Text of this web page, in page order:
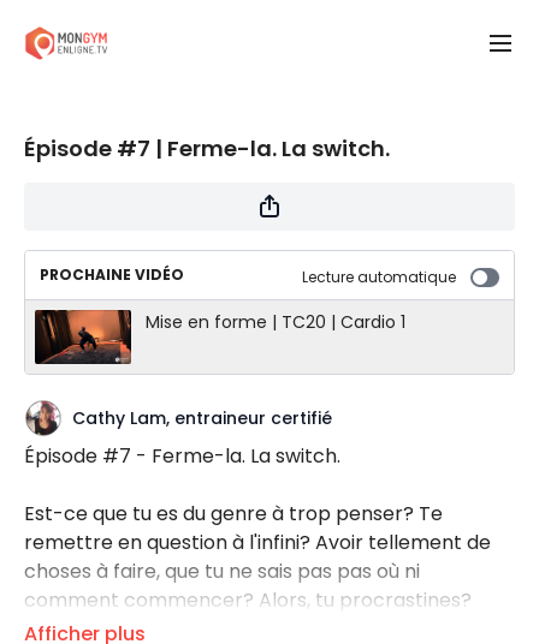
Épisode #7 | Ferme-la. La switch.
PROCHAINE VIDÉO Lecture automatique
Mise en forme | TC20 | Cardio 1
Cathy Lam, entraineur certifié
Épisode #7 - Ferme-la. La switch.
Est-ce que tu es du genre à trop penser? Te
remettre en question à l'infini? Avoir tellement de
choses à faire, que tu ne sais pas pas où ni
comment commencer? Alors, tu procrastines?
Et si tu définissais "La Parfaite Version" de toi-même,